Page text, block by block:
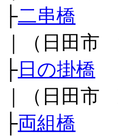
├二串橋
｜（日田市
├ 日の掛橋
｜（日田市
├両組橋